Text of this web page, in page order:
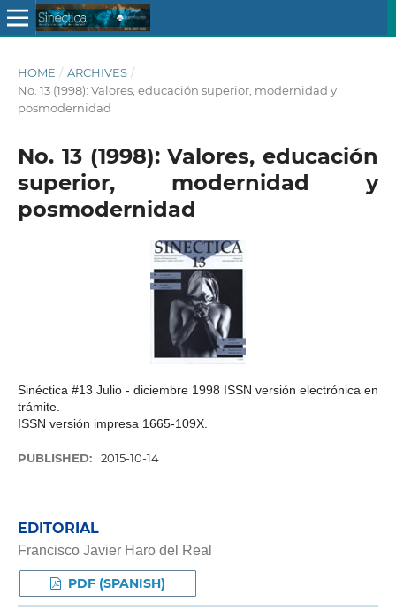
HOME / ARCHIVES /
No. 13 (1998): Valores, educación superior, modernidad y
posmodernidad
No. 13 (1998): Valores, educación
superior, modernidad y
posmodernidad
Sinéctica #13 Julio - diciembre 1998 ISSN versión electrónica en
trámite.
ISSN versión impresa 1665-109X.
PUBLISHED: 2015-10-14
EDITORIAL
Francisco Javier Haro del Real
PDF (SPANISH)